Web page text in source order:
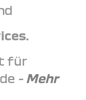
für
- Mehr